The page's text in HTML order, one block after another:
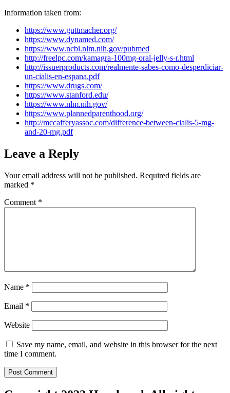
Information taken from:
https://www.guttmacher.org/
https://www.dynamed.com/
https://www.ncbi.nlm.nih.gov/pubmed
http://freelpc.com/kamagra-100mg-oral-jelly-s-r.html
http://issuerproducts.com/realmente-sabes-como-desperdiciar-
un-cialis-en-espana.pdf
https://www.drugs.com/
https://www.stanford.edu/
https://www.nlm.nih.gov/
https://www.plannedparenthood.org/
http://mccafferyassoc.com/difference-between-cialis-5-mg-
and-20-mg.pdf
Leave a Reply
Your email address will not be published. Required fields are
marked *
Comment *
Name *
Email *
Website
Save my name, email, and website in this browser for the next
time I comment.